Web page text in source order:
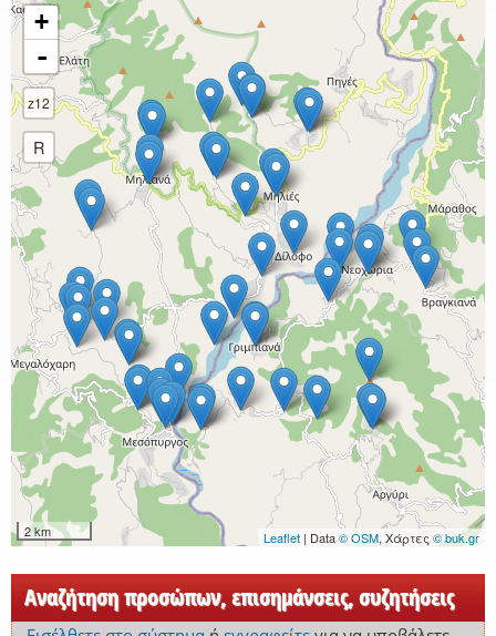
+
-
z12
R
2 km Leaflet | Data© OSM, Χάρτες © buk.gr
Αναζήτηση προσώπων, επισημάνσεις, συζητήσεις